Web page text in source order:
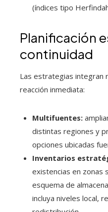
(índices tipo
Planificación
continuidad
Las estrategias integran
reacción inmediata:
Multifuentes:
distintas regiones y
opciones ubicadas
Inventarios
existencias en zonas
esquema de
incluya niveles local,